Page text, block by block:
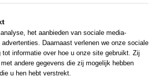
het aanbieden van sociale media-
Daarnaast verlenen we onze sociale
informatie over hoe u onze site gebruikt. Zij
andere gegevens die zij mogelijk hebben
u hen hebt verstrekt.